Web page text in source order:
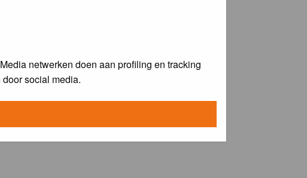
netwerken doen aan profiling en tracking
social media.